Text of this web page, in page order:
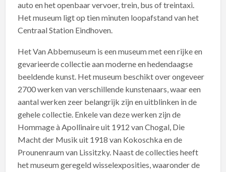
auto en het openbaar vervoer, trein, bus of treintaxi.
Het museum ligt op tien minuten loopafstand van het
Centraal Station Eindhoven.
Het Van Abbemuseum is een museum met een rijke en
gevarieerde collectie aan moderne en hedendaagse
beeldende kunst. Het museum beschikt over ongeveer
2700 werken van verschillende kunstenaars, waar een
aantal werken zeer belangrijk zijn en uitblinken in de
gehele collectie. Enkele van deze werken zijn de
Hommage à Apollinaire uit 1912 van Chogal, Die
Macht der Musik uit 1918 van Kokoschka en de
Prounenraum van Lissitzky. Naast de collecties heeft
het museum geregeld wisselexposities, waaronder de